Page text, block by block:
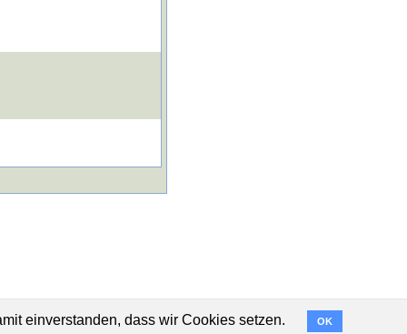
einverstanden, dass wir Cookies setzen. OK